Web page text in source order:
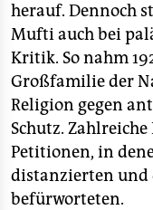
herauf. Dennoch
Mufti auch bei
Kritik. So nahm
Großfamilie der
Religion gegen
Schutz.
Petitionen, in
distanzierten und
befürworteten.